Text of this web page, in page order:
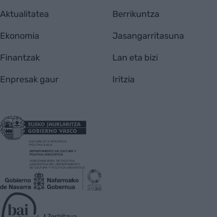
Aktualitatea
Ekonomia
Finantzak
Enpresak gaur
Berrikuntza
Jasangarritasuna
Lan eta bizi
Iritzia